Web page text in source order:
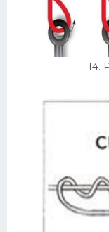
14.